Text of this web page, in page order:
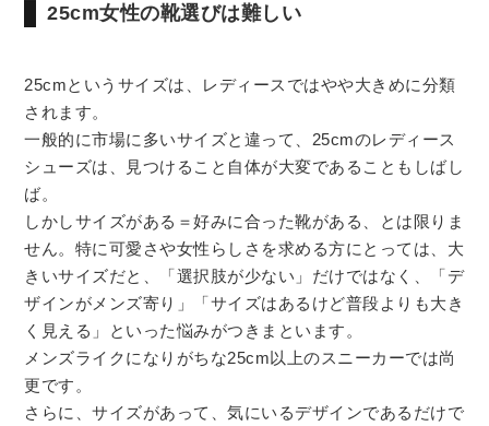
25cm女性の靴選びは難しい
25cmというサイズは、レディースではやや大きめに分類
されます。
一般的に市場に多いサイズと違って、25cmのレディース
シューズは、見つけること自体が大変であることもしばし
ば。
しかしサイズがある＝好みに合った靴がある、とは限りま
せん。特に可愛さや女性らしさを求める方にとっては、大
きいサイズだと、「選択肢が少ない」だけではなく、「デ
ザインがメンズ寄り」「サイズはあるけど普段よりも大き
く見える」といった悩みがつきまといます。
メンズライクになりがちな25cm以上のスニーカーでは尚
更です。
さらに、サイズがあって、気にいるデザインであるだけで